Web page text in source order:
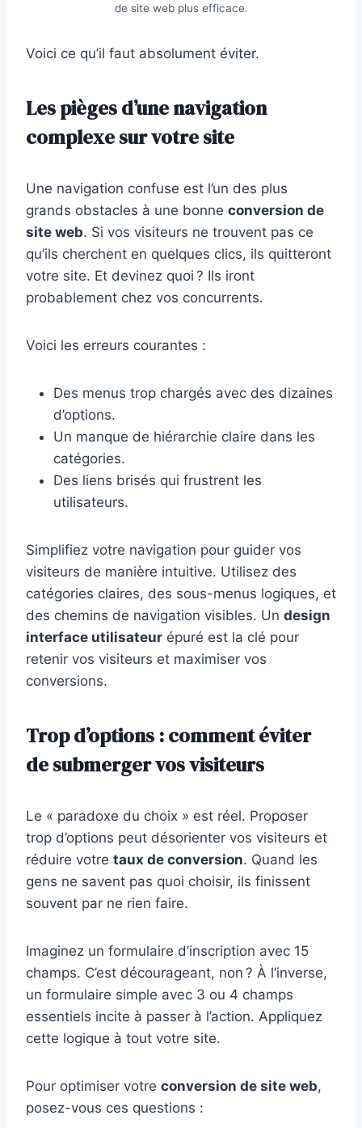
de site web plus efficace.
Voici ce qu’il faut absolument éviter.
Les pièges d’une navigation
complexe sur votre site
Une navigation confuse est l’un des plus
grands obstacles à une bonne conversion de
site web. Si vos visiteurs ne trouvent pas ce
qu’ils cherchent en quelques clics, ils quitteront
votre site. Et devinez quoi ? Ils iront
probablement chez vos concurrents.
Voici les erreurs courantes :
Des menus trop chargés avec des dizaines
d’options.
Un manque de hiérarchie claire dans les
catégories.
Des liens brisés qui frustrent les
utilisateurs.
Simplifiez votre navigation pour guider vos
visiteurs de manière intuitive. Utilisez des
catégories claires, des sous-menus logiques, et
des chemins de navigation visibles. Un design
interface utilisateur épuré est la clé pour
retenir vos visiteurs et maximiser vos
conversions.
Trop d’options : comment éviter
de submerger vos visiteurs
Le « paradoxe du choix » est réel. Proposer
trop d’options peut désorienter vos visiteurs et
réduire votre taux de conversion. Quand les
gens ne savent pas quoi choisir, ils finissent
souvent par ne rien faire.
Imaginez un formulaire d’inscription avec 15
champs. C’est décourageant, non ? À l’inverse,
un formulaire simple avec 3 ou 4 champs
essentiels incite à passer à l’action. Appliquez
cette logique à tout votre site.
Pour optimiser votre conversion de site web,
posez-vous ces questions :